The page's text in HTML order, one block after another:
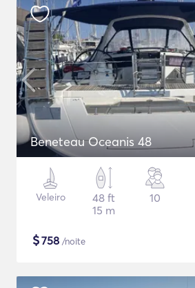
Beneteau Oceanis 48
Veleiro
48 ft
15 m
10
$758 /noite